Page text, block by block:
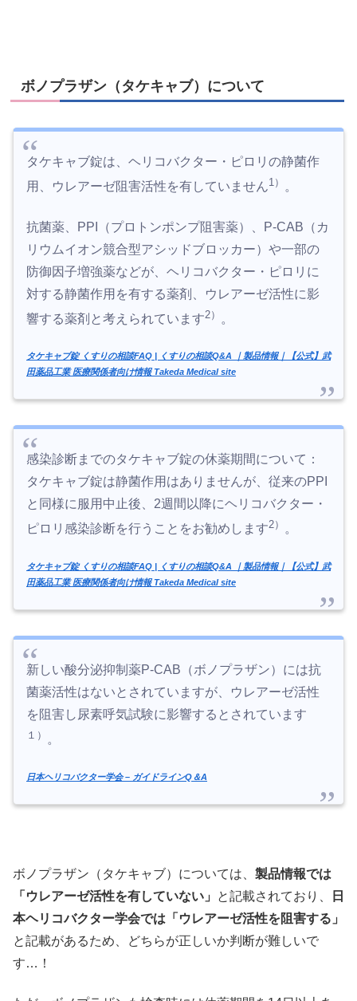
ボノプラザン（タケキャブ）について
タケキャブ錠は、ヘリコバクター・ピロリの静菌作
用、ウレアーゼ阻害活性を有していません1） 。
抗菌薬、PPI（プロトンポンプ阻害薬）、P-CAB（カ
リウムイオン競合型アシッドブロッカー）や一部の
防御因子増強薬などが、ヘリコバクター・ピロリに
対する静菌作用を有する薬剤、ウレアーゼ活性に影
響する薬剤と考えられています2） 。
タケキャブ錠 くすりの相談FAQ | くすりの相談Q&A ｜製品情報｜【公式】武
田薬品工業 医療関係者向け情報 Takeda Medical site
感染診断までのタケキャブ錠の休薬期間について：
タケキャブ錠は静菌作用はありませんが、従来のPPI
と同様に服用中止後、2週間以降にヘリコバクター・
ピロリ感染診断を行うことをお勧めします2） 。
タケキャブ錠 くすりの相談FAQ | くすりの相談Q&A ｜製品情報｜【公式】武
田薬品工業 医療関係者向け情報 Takeda Medical site
新しい酸分泌抑制薬P-CAB（ボノプラザン）には抗
菌薬活性はないとされていますが、ウレアーゼ活性
を阻害し尿素呼気試験に影響するとされています
１） 。
日本ヘリコバクター学会 – ガイドラインQ＆A
ボノプラザン（タケキャブ）については、 製品情報では
「ウレアーゼ活性を有していない」
と記載されており、
日
本ヘリコバクター学会では「ウレアーゼ活性を阻害する」
と記載があるため、どちらが正しいか判断が難しいで
す…！